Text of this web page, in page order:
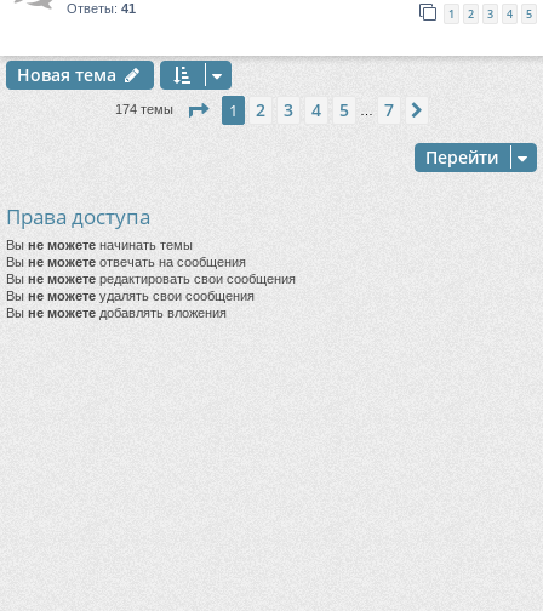
Ответы: 41 1 2 3 4 5
Новая тема
174 темы Страница из 7
1 2 3 4 5 7
Перейти
Права доступа
Вы не можете начинать темы
Вы не можете отвечать на сообщения
Вы не можете редактировать свои сообщения
Вы не можете удалять свои сообщения
Вы не можете добавлять вложения